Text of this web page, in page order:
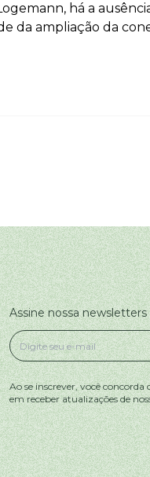
há a
da ampliação da
Assine nossa
Ao se inscrever, você concorda
em receber atualizações de